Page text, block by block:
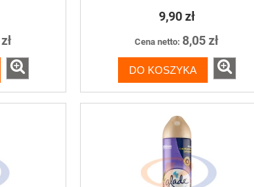
aerozolu
9,90 zł
Cena netto: 8,05 zł
DO KOSZYKA